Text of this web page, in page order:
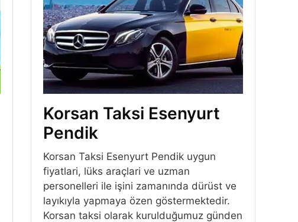
Korsan Taksi Esenyurt
Pendik
Korsan Taksi Esenyurt Pendik uygun
fiyatlari, lüks araçlari ve uzman
personelleri ile işini zamanında dürüst ve
layıkıyla yapmaya özen göstermektedir.
Korsan taksi olarak kurulduğumuz günden